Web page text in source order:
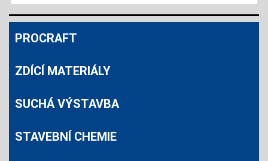
PROCRAFT
ZDÍCÍ MATERIÁLY
SUCHÁ VÝSTAVBA
STAVEBNÍ CHEMIE